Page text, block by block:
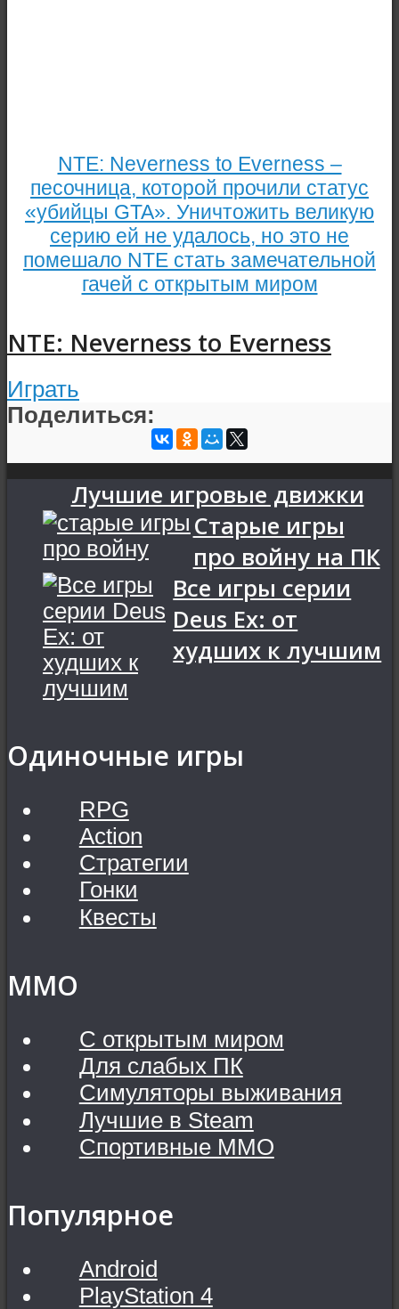
NTE: Neverness to Everness –
песочница, которой прочили статус
«убийцы GTA». Уничтожить великую
серию ей не удалось, но это не
помешало NTE стать замечательной
гачей с открытым миром
NTE: Neverness to Everness
Играть
Поделиться:
Лучшие игровые движки
Старые игры
про войну на ПК
Все игры серии
Deus Ex: от
худших к лучшим
Одиночные игры
RPG
Action
Стратегии
Гонки
Квесты
MMO
С открытым миром
Для слабых ПК
Симуляторы выживания
Лучшие в Steam
Спортивные MMO
Популярное
Android
PlayStation 4